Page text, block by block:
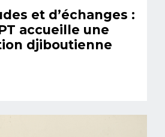
et d’échanges :
accueille une
djiboutienne